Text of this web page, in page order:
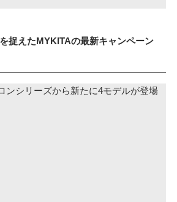
捉えたMYKITAの最新キャンペーン